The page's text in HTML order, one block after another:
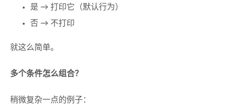
是 → 打印它（默认行为）
否 → 不打印
就这么简单。
多个条件怎么组合？
稍微复杂一点的例子：